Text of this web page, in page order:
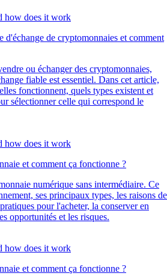
d'échange de cryptomonnaies et comment
ou échanger des cryptomonnaies,
fiable est essentiel. Dans cet article,
fonctionnent, quels types existent et
sélectionner celle qui correspond le
et comment ça fonctionne ?
numérique sans intermédiaire. Ce
ses principaux types, les raisons de
pour l'acheter, la conserver en
opportunités et les risques.
et comment ça fonctionne ?